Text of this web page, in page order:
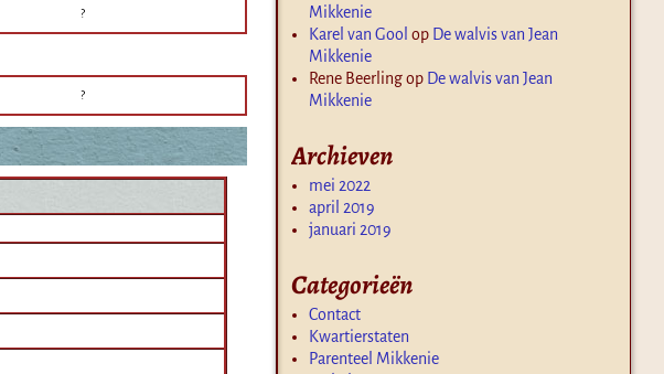
?
?
Mikkenie
Karel van Gool op De walvis van Jean
Mikkenie
Rene Beerlingop De walvis van Jean
Mikkenie
Archieven
mei 2022
april 2019
januari 2019
Categorieën
Contact
Kwartierstaten
Parenteel Mikkenie